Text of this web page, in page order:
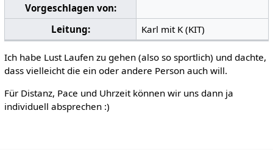
Vorgeschlagen von:
Leitung:
Karl mit K (KIT)
Ich habe Lust Laufen zu gehen (also so sportlich) und dachte,
dass vielleicht die ein oder andere Person auch will.
Für Distanz, Pace und Uhrzeit können wir uns dann ja
individuell absprechen :)